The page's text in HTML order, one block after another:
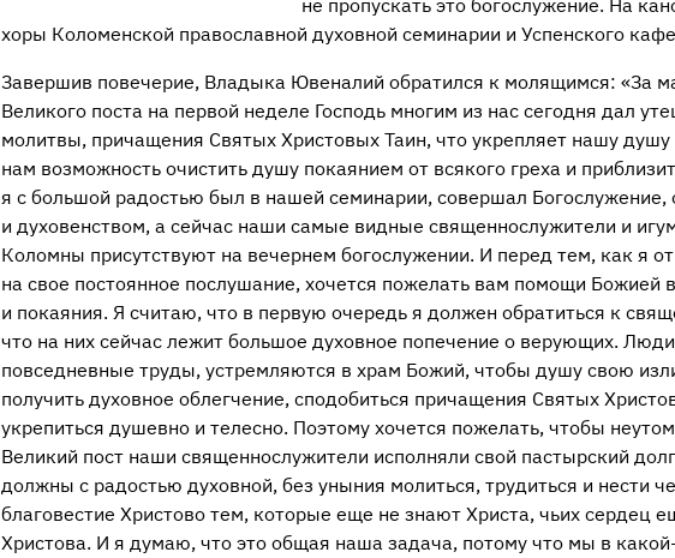
не пропускать это богослужение. На
хоры Коломенской православной духовной семинарии и Успенского
Завершив повечерие, Владыка Ювеналий обратился к молящимся: «За
Великого поста на первой неделе Господь многим из нас сегодня дал
молитвы, причащения Святых Христовых Таин, что укрепляет нашу душу
нам возможность очистить душу покаянием от всякого греха и
я с большой радостью был в нашей семинарии, совершал Богослужение,
и духовенством, а сейчас наши самые видные священнослужители и
Коломны присутствуют на вечернем богослужении. И перед тем, как я
на свое постоянное послушание, хочется пожелать вам помощи Божией
и покаяния. Я считаю, что в первую очередь я должен обратиться к
что на них сейчас лежит большое духовное попечение о верующих.
повседневные труды, устремляются в храм Божий, чтобы душу свою
получить духовное облегчение, сподобиться причащения Святых
укрепиться душевно и телесно. Поэтому хочется пожелать, чтобы
Великий пост наши священнослужители исполняли свой пастырский
должны с радостью духовной, без уныния молиться, трудиться и нести
благовестие Христово тем, которые еще не знают Христа, чьих сердец
Христова. И я думаю, что это общая наша задача, потому что мы в